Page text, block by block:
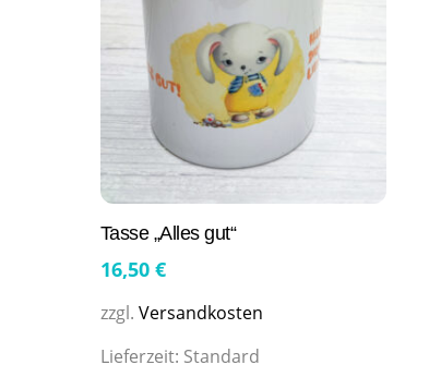
Tasse „Alles gut“
16,50 €
zzgl. Versandkosten
Lieferzeit: Standard